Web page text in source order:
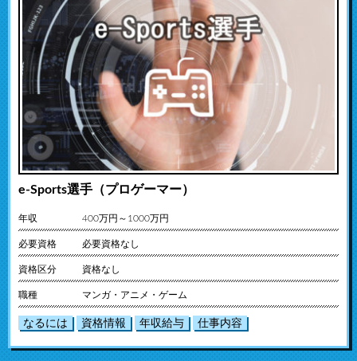
e-Sports選手（プロゲーマー）
年収 400万円～1000万円
必要資格 必要資格なし
資格区分 資格なし
職種 マンガ・アニメ・ゲーム
なるには 資格情報 年収給与 仕事内容